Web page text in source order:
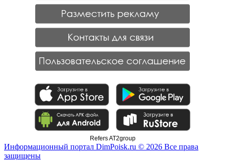
Refers AT2group
Информационный портал DimPoisk.ru © 2026 Все права
защищены